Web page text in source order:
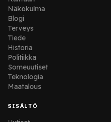
Näkökulma
Blogi
Terveys
Tiede
Historia
Politiikka
Someuutiset
Teknologia
Maatalous
SISÄLTÖ